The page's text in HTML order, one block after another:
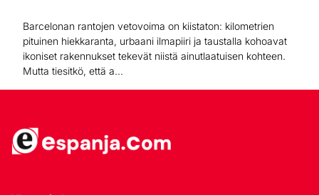
Barcelonan rantojen vetovoima on kiistaton: kilometrien
pituinen hiekkaranta, urbaani ilmapiiri ja taustalla kohoavat
ikoniset rakennukset tekevät niistä ainutlaatuisen kohteen.
Mutta tiesitkö, että a...